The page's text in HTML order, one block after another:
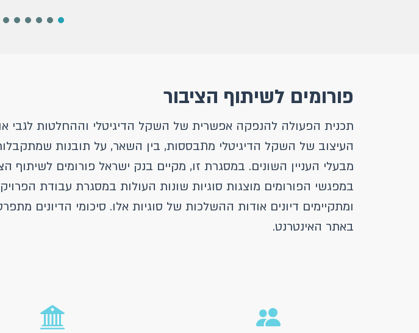
פורומים לשיתוף הציבור
תכנית הפעולה להנפקה אפשרית של השקל הדיגיטלי וההחלטות לגבי
העיצוב של השקל הדיגיטלי מתבססות, בין השאר, על תובנות
מבעלי העניין השונים. במסגרת זו, מקיים בנק ישראל פורומים לשיתוף
במפגשי הפורומים מוצגות סוגיות שונות העולות במסגרת עבודת
ומתקיימים דיונים אודות ההשלכות של סוגיות אלו. סיכומי הדיונים
באתר האינטרנט.